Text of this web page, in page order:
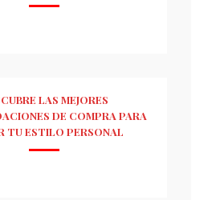
LAS MEJORES
DE COMPRA PARA
TU ESTILO PERSONAL